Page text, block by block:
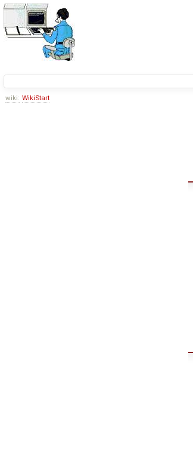
wiki: WikiStart